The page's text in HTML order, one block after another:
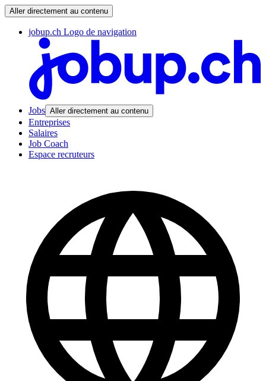
Aller directement au contenu
jobup.ch Logo de navigation
Jobs Aller directement au contenu
Entreprises
Salaires
Job Coach
Espace recruteurs